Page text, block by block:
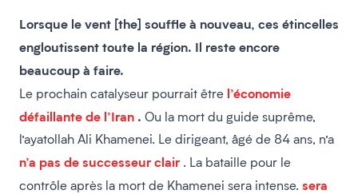
Lorsque le vent [the] souffle à nouveau, ces étincelles
engloutissent toute la région. Il reste encore
beaucoup à faire.
Le prochain catalyseur pourrait être l’économie
défaillante de l’Iran . Ou la mort du guide suprême,
l’ayatollah Ali Khamenei. Le dirigeant, âgé de 84 ans, n’a
n’a pas de successeur clair . La bataille pour le
contrôle après la mort de Khamenei sera intense. sera